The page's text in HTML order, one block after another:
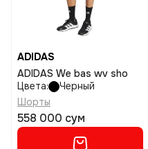
ADIDAS
ADIDAS We bas wv sho
Цвета:
Черный
Шорты
558 000 сум